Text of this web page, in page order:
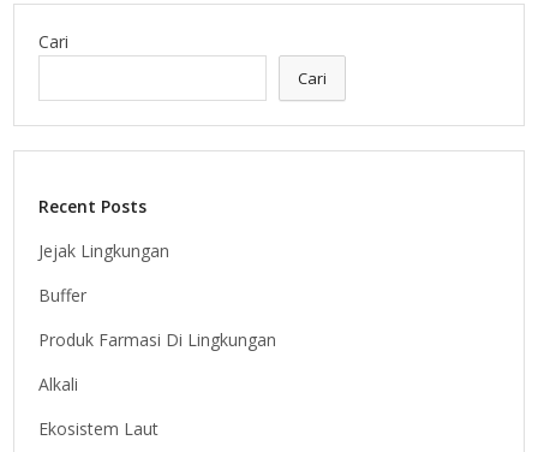
Cari
Cari
Recent Posts
Jejak Lingkungan
Buffer
Produk Farmasi Di Lingkungan
Alkali
Ekosistem Laut